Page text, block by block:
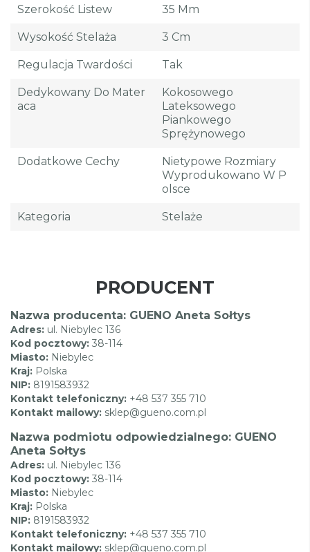
Szerokość Listew 35 Mm
Wysokość Stelaża 3 Cm
Regulacja Twardości Tak
Dedykowany Do Mater
Aca
Kokosowego
Lateksowego
Piankowego
Sprężynowego
Dodatkowe Cechy
Nietypowe Rozmiary
Wyprodukowano W P
Olsce
Kategoria Stelaże
PRODUCENT
Nazwa producenta: GUENO Aneta Sołtys
Adres: ul. Niebylec 136
Kod pocztowy: 38-114
Miasto: Niebylec
Kraj: Polska
NIP: 8191583932
Kontakt telefoniczny: +48 537 355 710
Kontakt mailowy: sklep@gueno.com.pl
Nazwa podmiotu odpowiedzialnego: GUENO
Aneta Sołtys
Adres: ul. Niebylec 136
Kod pocztowy: 38-114
Miasto: Niebylec
Kraj: Polska
NIP: 8191583932
Kontakt telefoniczny: +48 537 355 710
Kontakt mailowy: sklep@gueno.com.pl